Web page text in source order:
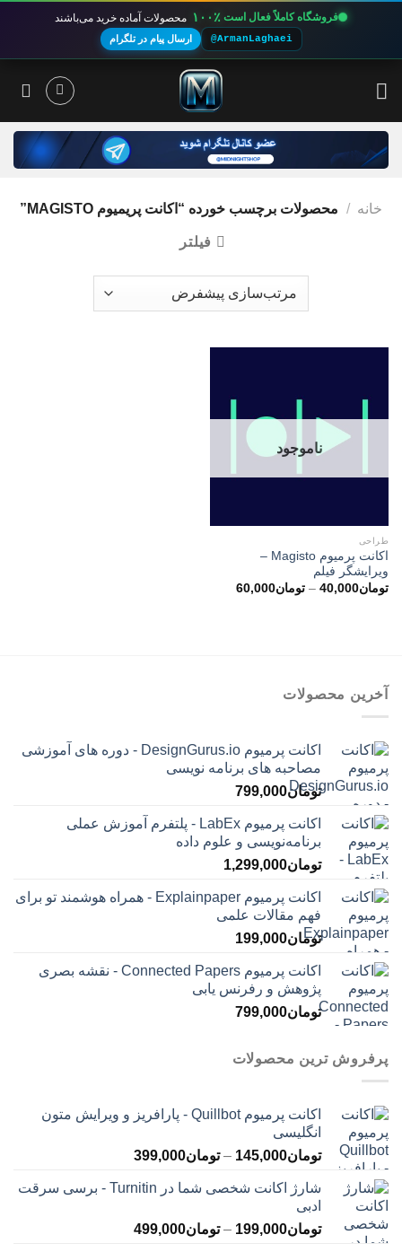
فروشگاه کاملاً فعال است ۱۰۰٪ محصولات آماده خرید می‌باشند
@ArmanLaghaei ارسال پیام در تلگرام
خانه / محصولات برچسب خورده “اکانت پریمیوم MAGISTO”
فیلتر
ناموجود
طراحی
اکانت پرمیوم Magisto –
ویرایشگر فیلم
تومان40,000
– تومان60,000محدوده
آخرین محصولات
اکانت پرمیوم DesignGurus.io - دوره ‌های آموزشی
مصاحبه ‌های برنامه نویسی
تومان799,000
اکانت پرمیوم LabEx - پلتفرم آموزش عملی
برنامه‌نویسی و علوم داده
تومان1,299,000
اکانت پرمیوم Explainpaper - همراه هوشمند تو برای
فهم مقالات علمی
تومان199,000
اکانت پرمیوم Connected Papers - نقشه بصری
پژوهش و رفرنس یابی
تومان799,000
پرفروش ترین محصولات
اکانت پرمیوم Quillbot - پارافریز و ویرایش متون
انگلیسی
تومان145,000
– تومان399,000محدوده
تومان145,000
تومان399,000
شارژ اکانت شخصی شما در Turnitin - برسی سرقت
ادبی
تومان199,000
– تومان499,000محدوده